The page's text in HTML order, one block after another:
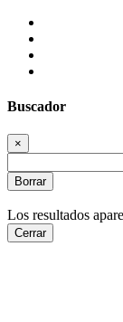
Buscador
×
Borrar
Los resultados
Cerrar